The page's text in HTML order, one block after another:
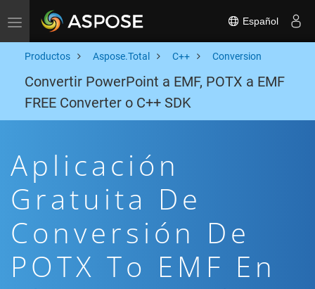
Toggle navigation Español
Productos Aspose.Total C++ Conversion
Convertir PowerPoint a EMF, POTX a EMF
FREE Converter o C++ SDK
Aplicación
Gratuita De
Conversión De
POTX To EMF En